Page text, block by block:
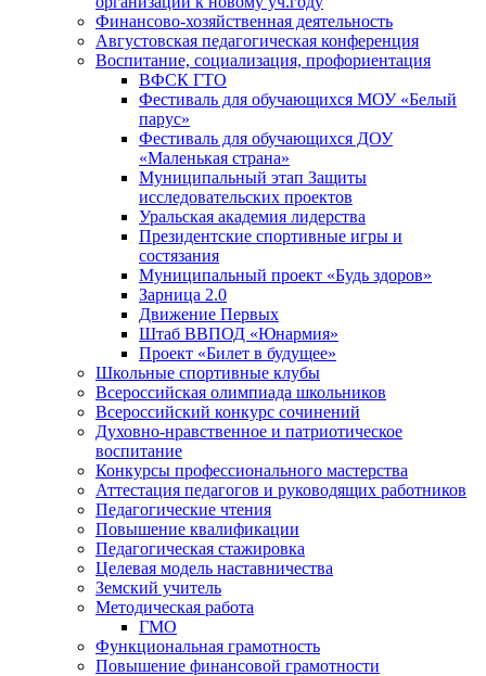
Финансово-хозяйственная деятельность
Августовская педагогическая конференция
Воспитание, социализация, профориентация
ВФСК ГТО
Фестиваль для обучающихся МОУ «Белый
парус»
Фестиваль для обучающихся ДОУ
«Маленькая страна»
Муниципальный этап Защиты
исследовательских проектов
Уральская академия лидерства
Президентские спортивные игры и
состязания
Муниципальный проект «Будь здоров»
Зарница 2.0
Движение Первых
Штаб ВВПОД «Юнармия»
Проект «Билет в будущее»
Школьные спортивные клубы
Всероссийская олимпиада школьников
Всероссийский конкурс сочинений
Духовно-нравственное и патриотическое
воспитание
Конкурсы профессионального мастерства
Аттестация педагогов и руководящих работников
Педагогические чтения
Повышение квалификации
Педагогическая стажировка
Целевая модель наставничества
Земский учитель
Методическая работа
ГМО
Функциональная грамотность
Повышение финансовой грамотности